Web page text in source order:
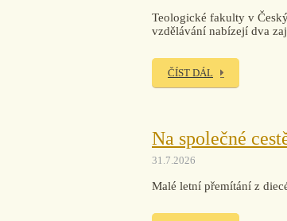
Teologické fakulty v
vzdělávání nabízejí dva
ČÍST DÁL
Na společné
31.7.2026
Malé letní přemítání z